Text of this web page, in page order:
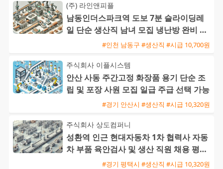
(주) 라인앤피플
남동인더스파크역 도보 7분 슬라이딩레
일 단순 생산직 남녀 모집 냉난방 완비 주
급 신청 가능#인천 남동구 #생산직 #시급 10,700원
주식회사 이플시스템
안산 사동 주간고정 화장품 용기 단순 조
립 및 포장 사원 모집 일급 주급 선택 가능
#경기 안산시 #생산직 #시급 10,320원
주식회사 상도컴퍼니
성환역 인근 현대자동차 1차 협력사 자동
차 부품 육안검사 및 생산 직원 채용 평택
통근버스 운행#경기 평택시 #생산직 #시급 10,320원